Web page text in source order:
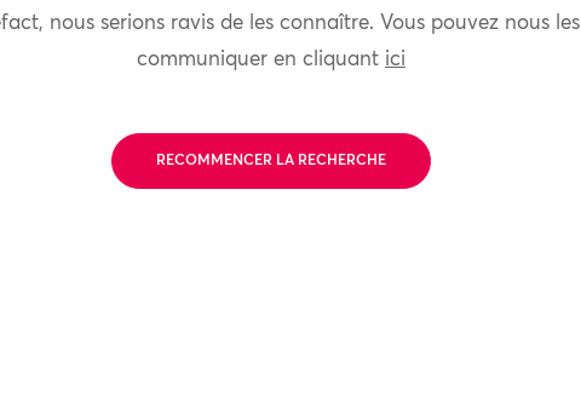
nous serions ravis de les connaître. Vous pouvez nous les
communiquer en cliquant ici
RECOMMENCER LA RECHERCHE